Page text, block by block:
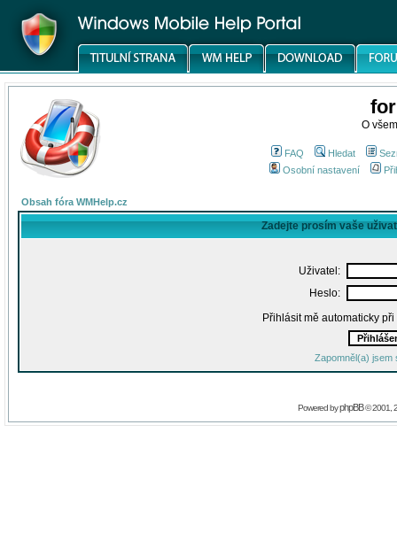
O
FAQ Hledat
Osobní nastavení
Obsah fóra WMHelp.cz
Zadejte prosím vaše
Uživatel:
Heslo:
Přihlásit mě automaticky
Zapomněl(a) jsem
Powered byphpBB© 2001,